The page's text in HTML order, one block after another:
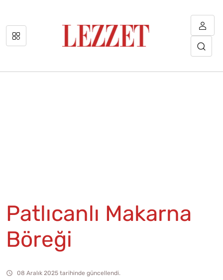
Patlıcanlı Makarna
Böreği
08 Aralık 2025 tarihinde güncellendi.